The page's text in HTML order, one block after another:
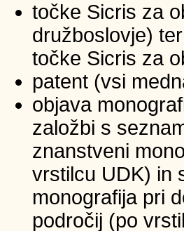
točke Sicris za
družboslovje)
točke Sicris za
patent (vsi
objava
založbi s
znanstveni
vrstilcu UDK) in
monografija pri
področij (po